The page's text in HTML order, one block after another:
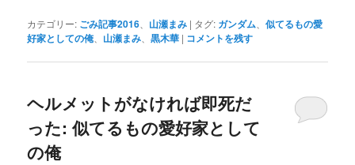
カテゴリー: ごみ記事2016 山瀬まみ | タグ: ガンダム 、似てるもの愛
好家としての俺
山瀬まみ 、黒木華 | コメントを残す
ヘルメットがなければ即死だ
った: 似てるもの愛好家として
の俺